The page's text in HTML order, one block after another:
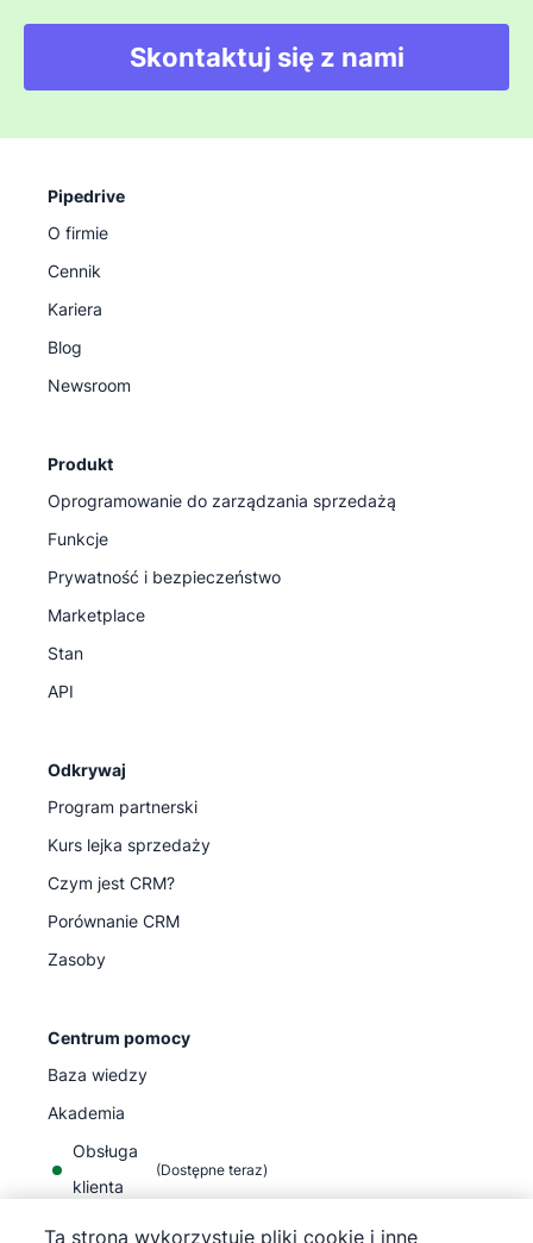
Skontaktuj się z nami
Pipedrive
O firmie
Cennik
Kariera
Blog
Newsroom
Produkt
Oprogramowanie do zarządzania sprzedażą
Funkcje
Prywatność i bezpieczeństwo
Marketplace
Stan
API
Odkrywaj
Program partnerski
Kurs lejka sprzedaży
Czym jest CRM?
Porównanie CRM
Zasoby
Centrum pomocy
Baza wiedzy
Akademia
Obsługa
klienta
(Dostępne teraz)
Ta strona wykorzystuje pliki cookie i inne